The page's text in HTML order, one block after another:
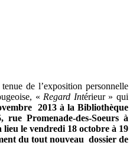
de l’exposition personnelle
« Regard Intérieur » qui
2013 à la Bibliothèque
rue Promenade-des-Soeurs à
le vendredi 18 octobre à 19
du tout nouveau dossier de